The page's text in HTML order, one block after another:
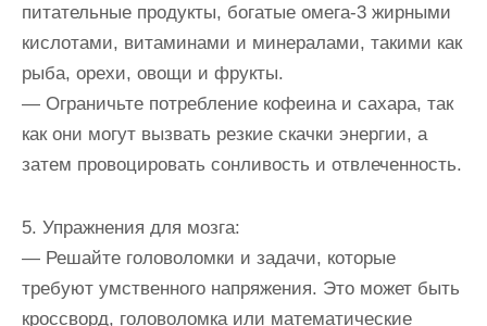
питательные продукты, богатые омега-3 жирными
кислотами, витаминами и минералами, такими как
рыба, орехи, овощи и фрукты.
— Ограничьте потребление кофеина и сахара, так
как они могут вызвать резкие скачки энергии, а
затем провоцировать сонливость и отвлеченность.
5. Упражнения для мозга:
— Решайте головоломки и задачи, которые
требуют умственного напряжения. Это может быть
кроссворд, головоломка или математические